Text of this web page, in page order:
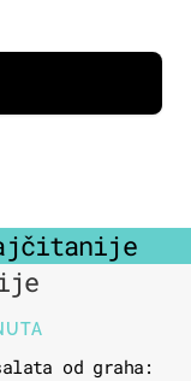
od graha: